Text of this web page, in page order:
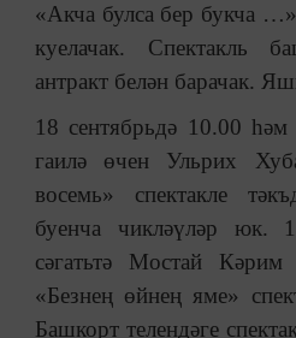
«Акча булса бер букча
куелачак. Спектакль
антракт белән барачак.
18 сентябрьдә 10.00 һәм
гаилә өчен Ульрих
восемь» спектакле
буенча чикләүләр юк.
сәгатьтә Мостай Кәрим
«Безнең өйнең яме»
Башкорт телендәге